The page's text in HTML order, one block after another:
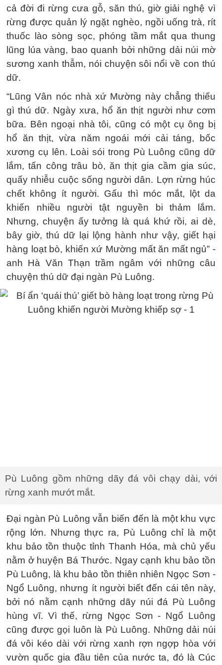
cả đời đi rừng cưa gỗ, săn thú, giờ giải nghệ vì
rừng được quản lý ngặt nghèo, ngồi uống trà, rít
thuốc lào sòng sọc, phóng tầm mắt qua thung
lũng lúa vàng, bao quanh bởi những dải núi mờ
sương xanh thẫm, nói chuyện sôi nổi về con thú
dữ.
“Lũng Vân nóc nhà xứ Mường này chẳng thiếu
gì thú dữ. Ngày xưa, hổ ăn thịt người như cơm
bữa. Bên ngoại nhà tôi, cũng có một cụ ông bị
hổ ăn thịt, vừa năm ngoái mới cải táng, bốc
xương cụ lên. Loài sói trong Pù Luông cũng dữ
lắm, tấn công trâu bò, ăn thịt gia cầm gia súc,
quấy nhiễu cuộc sống người dân. Lợn rừng húc
chết không ít người. Gấu thì móc mắt, lột da
khiến nhiều người tật nguyền bi thảm lắm.
Nhưng, chuyện ấy tưởng là quá khứ rồi, ai dè,
bây giờ, thú dữ lại lộng hành như vậy, giết hại
hàng loạt bò, khiến xứ Mường mất ăn mất ngủ” -
anh Hà Văn Thạn trầm ngâm với những câu
chuyện thú dữ đại ngàn Pù Luông.
Pù Luông gồm những dãy đá vôi chạy dài, với
rừng xanh mướt mắt.
Đại ngàn Pù Luông vẫn biến đến là một khu vực
rộng lớn. Nhưng thực ra, Pù Luông chỉ là một
khu bảo tồn thuộc tỉnh Thanh Hóa, mà chủ yếu
nằm ở huyện Bá Thước. Ngay cạnh khu bảo tồn
Pù Luông, là khu bảo tồn thiên nhiên Ngọc Sơn -
Ngổ Luông, nhưng ít người biết đến cái tên này,
bởi nó nằm cạnh những dãy núi đá Pù Luông
hùng vĩ. Vì thế, rừng Ngọc Sơn - Ngổ Luông
cũng được gọi luôn là Pù Luông. Những dải núi
đá vôi kéo dài với rừng xanh rợn ngợp hòa với
vườn quốc gia đầu tiên của nước ta, đó là Cúc